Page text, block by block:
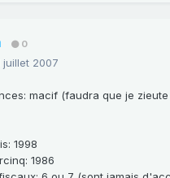
0
juillet 2007
: macif (faudra que je
: 1998
: 1986